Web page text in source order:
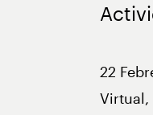
22
Virtual,